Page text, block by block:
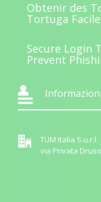
Obtenir des
Tortuga
Secure Login
Prevent
TUM Italia S.u.r.l.
via Privata